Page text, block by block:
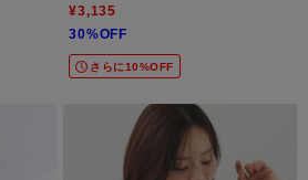
¥3,135
30%OFF
さらに10%OFF